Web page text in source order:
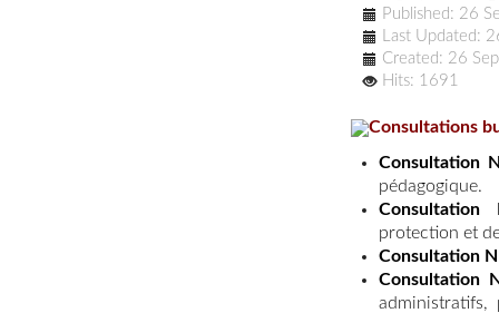
Published: 26
Last Updated:
Created: 26
Hits: 1691
Consultations
Consultation
pédagogique.
protection et
Consultation
Consultation
administratifs,